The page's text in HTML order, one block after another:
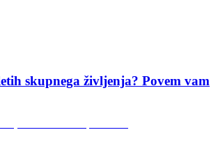
skupnega življenja? Povem vam